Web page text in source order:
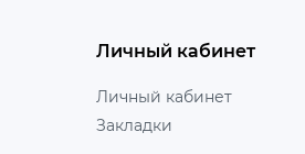
Личный кабинет
Личный кабинет
Закладки